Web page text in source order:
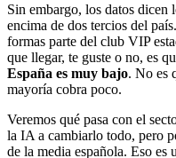
Sin embargo, los datos dicen
encima de dos tercios del
formas parte del club VIP
que llegar, te guste o no, es
España es muy bajo. No es
mayoría cobra poco.
Veremos qué pasa con el
la IA a cambiarlo todo, pero
de la media española. Eso es